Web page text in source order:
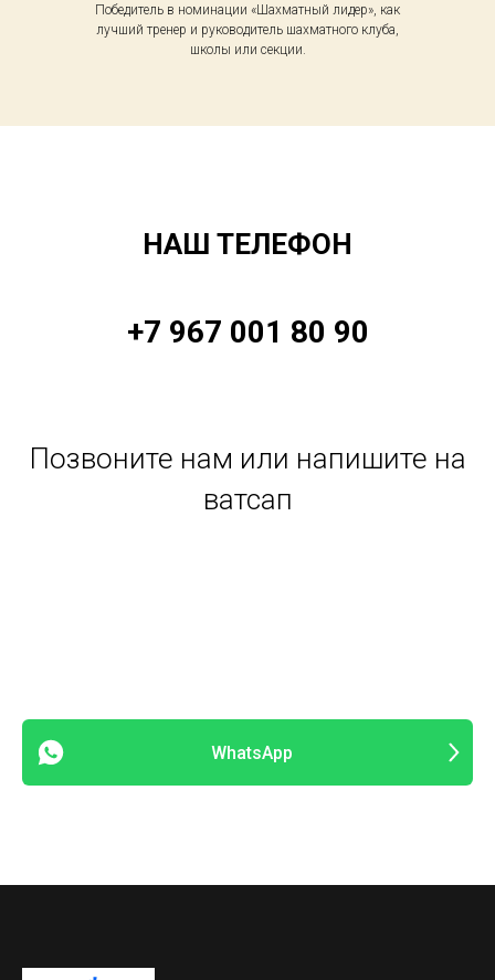
Победитель в номинации «Шахматный лидер», как
лучший тренер и руководитель шахматного клуба,
школы или секции.
НАШ ТЕЛЕФОН
+7 967 001 80 90
Позвоните нам или напишите на
ватсап
WhatsApp